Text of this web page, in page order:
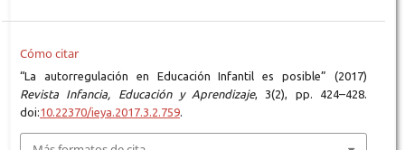
Cómo citar
“La autorregulación en Educación Infantil es posible” (2017)
Revista Infancia, Educación y Aprendizaje, 3(2), pp. 424–428.
doi:10.22370/ieya.2017.3.2.759.